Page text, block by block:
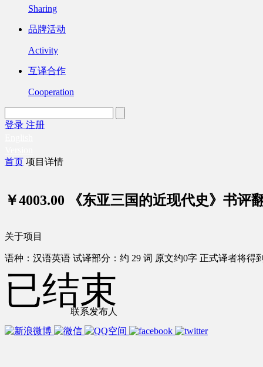
Sharing
品牌活动
Activity
互译合作
Cooperation
登录 注册
首页 项目详情
￥4003.00 《东亚三国的近现代史》书评
关于项目
语种：汉语英语 试译部分：约 29 词 原文约0字 正式译者将得
联系发布人
已结束